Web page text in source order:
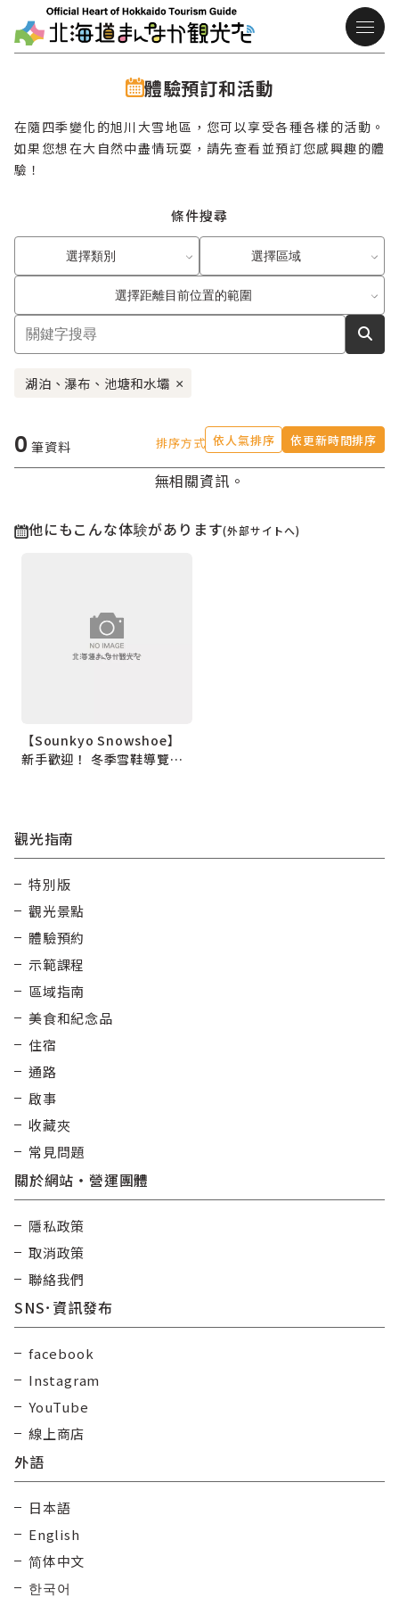
體驗預訂和活動
在隨四季變化的旭川大雪地區，您可以享受各種各樣的活動。
如果您想在大自然中盡情玩耍，請先查看並預訂您感興趣的體
驗！
條件搜尋
選擇類別 選擇區域
選擇距離目前位置的範圍
湖泊、瀑布、池塘和水壩 ×
0 筆資料 排序方式 依人氣排序 依更新時間排序
無相關資訊。
他にもこんな体験があります(外部サイトへ)
【Sounkyo Snowshoe】
新手歡迎！ 冬季雪鞋導覽，
觀光指南
特別版
觀光景點
體驗預約
示範課程
區域指南
美食和紀念品
住宿
通路
啟事
收藏夾
常見問題
關於網站・營運團體
隱私政策
取消政策
聯絡我們
SNS･資訊發布
facebook
Instagram
YouTube
線上商店
外語
日本語
English
简体中文
한국어